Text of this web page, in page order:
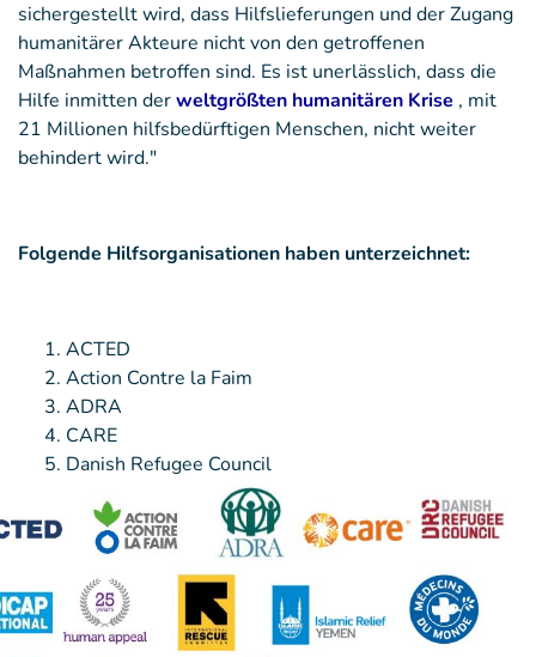
sichergestellt wird, dass Hilfslieferungen und der Zugang
humanitärer Akteure nicht von den getroffenen
Maßnahmen betroffen sind. Es ist unerlässlich, dass die
Hilfe inmitten derweltgrößten humanitären Krise , mit
21 Millionen hilfsbedürftigen Menschen, nicht weiter
behindert wird."
Folgende Hilfsorganisationen haben unterzeichnet:
ACTED
Action Contre la Faim
ADRA
CARE
Danish Refugee Council